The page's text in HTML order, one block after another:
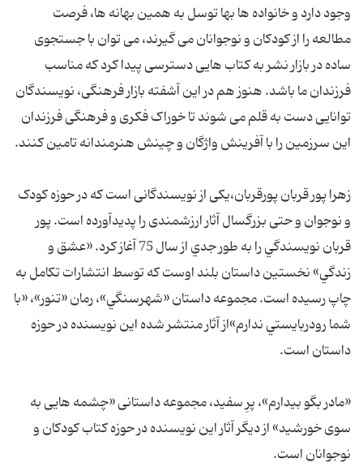
وجود دارد و خانواده ها بها توسل به همین بهانه ها، فرصت
مطالعه را از کودکان و نوجوانان می گیرند، می توان با جستجوی
ساده در بازار نشر به کتاب هایی دسترسی پیدا کرد که مناسب
فرزندان ما باشد. هنوز هم در این آشفته بازار فرهنگی، نویسندگان
توانایی دست به قلم می شوند تا خوراک فکری و فرهنگی فرزندان
این سرزمین را با آفرینش واژگان و چینش هنرمندانه تامین کنند.
زهرا پور قربان پورقربان،یکی از نویسندگانی است که در حوزه کودک
و نوجوان و حتی بزرگسال آثار ارزشمندی را پدیدآورده است. پور
قربان نويسندگي را به طور جدي از سال 75 آغاز كرد. «عشق و
زندگي» نخستين داستان بلند اوست كه توسط انتشارات تكامل به
چاپ رسيده است. مجموعه داستان «شهرسنگي»، رمان «تنور»، «با
شما رودربايستي ندارم»از آثار منتشر شده اين نويسنده در حوزه
داستان است.
«مادر بگو بیدارم»، پرِ سفید، مجموعه داستانی «چشمه هایی به
سوی خورشید» از دیگر آثار این نویسنده در حوزه کتاب کودکان و
نوجوانان است.